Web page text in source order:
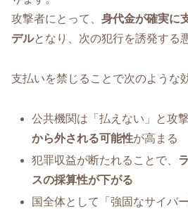
攻撃者にとって、 身代金が確実に
デルとなり、次の犯行を誘発する
支払いを禁じることで次のような
公共機関は「払えない」と攻
から外される可能性が高まる
犯罪収益が断たれることで、
スの採算性が下がる
国全体として「強固なサイバ